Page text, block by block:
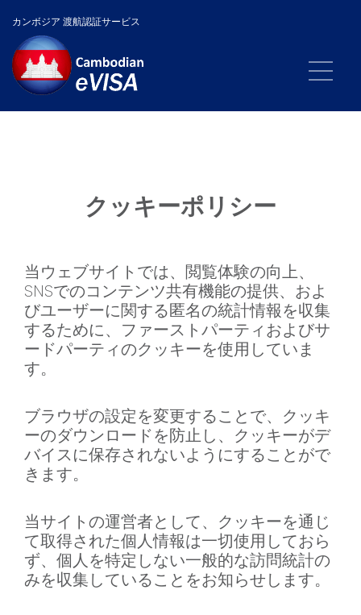
カンボジア 渡航認証サービス
クッキーポリシー
当ウェブサイトでは、閲覧体験の向上、
SNSでのコンテンツ共有機能の提供、およ
びユーザーに関する匿名の統計情報を収集
するために、ファーストパーティおよびサ
ードパーティのクッキーを使用していま
す。
ブラウザの設定を変更することで、クッキ
ーのダウンロードを防止し、クッキーがデ
バイスに保存されないようにすることがで
きます。
当サイトの運営者として、クッキーを通じ
て取得された個人情報は一切使用しておら
ず、個人を特定しない一般的な訪問統計の
みを収集していることをお知らせします。